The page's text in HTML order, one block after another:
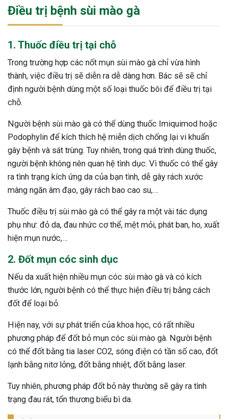
Điều trị bệnh sùi mào gà
1. Thuốc điều trị tại chỗ
Trong trường hợp các nốt mụn sùi mào gà chỉ vừa hình
thành, việc điều trị sẽ diễn ra dễ dàng hơn. Bác sẽ sẽ chỉ
định người bệnh dùng một số loại thuốc bôi để điều trị tại
chỗ.
Người bệnh sùi mào gà có thể dùng thuốc Imiquimod hoặc
Podophylin để kích thích hệ miễn dịch chống lại vi khuẩn
gây bệnh và sát trùng. Tuy nhiên, trong quá trình dùng thuốc,
người bệnh không nên quan hệ tình dục. Vì thuốc có thể gây
ra tình trạng kích ứng da của bạn tình, dễ gây rách xước
màng ngăn âm đạo, gây rách bao cao su,…
Thuốc điều trị sùi mào gà có thể gây ra một vài tác dụng
phụ như: đỏ da, đau nhức cơ thể, mệt mỏi, phát ban, ho, xuất
hiện mụn nước,…
2. Đốt mụn cóc sinh dục
Nếu da xuất hiện nhiều mụn cóc sùi mào gà và có kích
thước lớn, người bệnh có thể thực hiện điều trị bằng cách
đốt để loại bỏ.
Hiện nay, với sự phát triển của khoa học, có rất nhiều
phương pháp để đốt bỏ mụn cóc sùi mào gà. Người bệnh
có thể đốt bằng tia laser CO2, sóng điện có tần số cao, đốt
lạnh bằng nitơ lỏng, đốt bằng nhiệt, đốt bằng laser.
Tuy nhiên, phương pháp đốt bỏ này thường sẽ gây ra tình
trạng đau rát, tổn thương biểu bì da.